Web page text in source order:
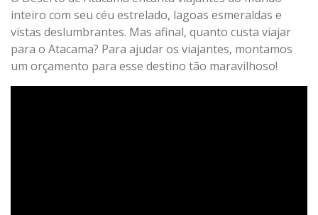
inteiro com seu céu estrelado, lagoas esmeraldas e
vistas deslumbrantes. Mas afinal, quanto custa viajar
para o Atacama? Para ajudar os viajantes, montamos
um orçamento para esse destino tão maravilhoso!